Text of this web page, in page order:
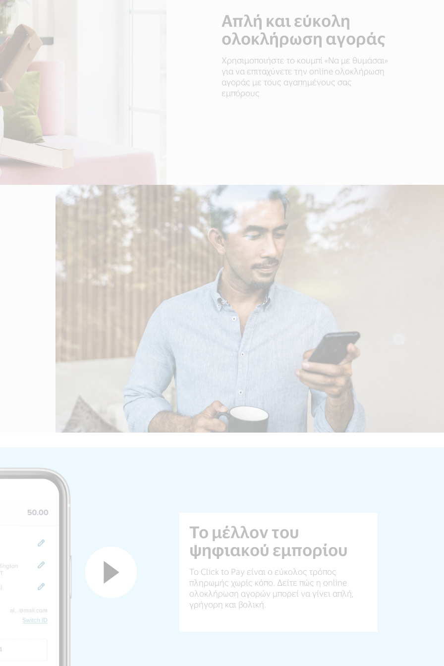
Απλή και εύκολη
ολοκλήρωση αγοράς
Χρησιμοποιήστε το κουμπί «Να με θυμάσαι»
για να επιταχύνετε την online ολοκλήρωση
αγοράς με τους αγαπημένους σας
εμπόρους
Το μέλλον του
ψηφιακού εμπορίου
Το Click to Pay είναι ο εύκολος τρόπος
πληρωμής χωρίς κόπο. Δείτε πώς η online
ολοκλήρωση αγορών μπορεί να γίνει απλή,
γρήγορη και βολική.